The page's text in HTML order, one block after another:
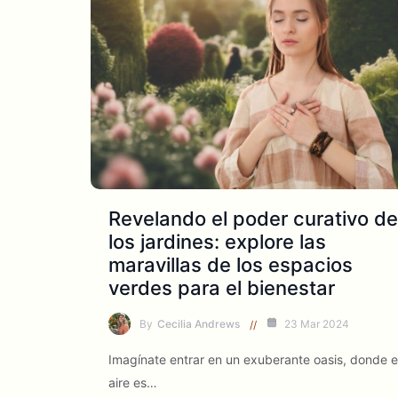
Revelando el poder curativo de
los jardines: explore las
maravillas de los espacios
verdes para el bienestar
By Cecilia Andrews 23 Mar 2024
Imagínate entrar en un exuberante oasis, donde
aire es…